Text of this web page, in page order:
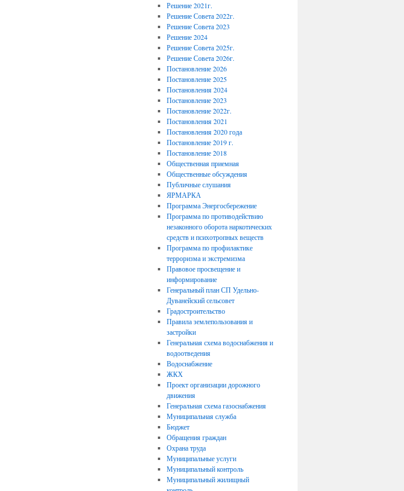
Решение 2021г.
Решение Совета 2022г.
Решение Совета 2023
Решение 2024
Решение Совета 2025г.
Решение Совета 2026г.
Постановление 2026
Постановление 2025
Постановления 2024
Постановление 2023
Постановление 2022г.
Постановления 2021
Постановления 2020 года
Постановление 2019 г.
Постановление 2018
Общественная приемная
Общественные обсуждения
Публичные слушания
ЯРМАРКА
Программа Энергосбережение
Программа по противодействию
незаконного оборота наркотических
средств и психотропных веществ
Программа по профилактике
терроризма и экстремизма
Правовое просвещение и
информирование
Генеральный план СП Удельно-
Дуванейский сельсовет
Градостроительство
Правила землепользования и
застройки
Генеральная схема водоснабжения и
водоотведения
Водоснабжение
ЖКХ
Проект организации дорожного
движения
Генеральная схема газоснабжения
Муниципальная служба
Бюджет
Обращения граждан
Охрана труда
Муниципальные услуги
Муниципальный контроль
Муниципальный жилищный